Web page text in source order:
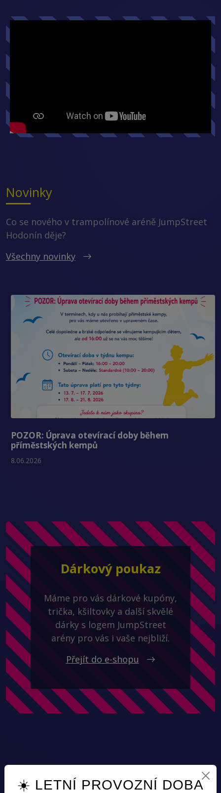
Novinky
Co se nového v trampolínové aréně JumpStreet
Hodonín děje?
Všechny novinky
POZOR: Úprava otevírací doby během
příměstských kempů
8.06.2026
Dárkový poukaz
Máme pro vás dárkové kupóny,
trička, kšiltovky a další skvělé
dárky s logem JumpStreet
arény pro vás i vaše nejbliží.
Přejít do e-shopu
☀️ LETNÍ PROVOZNÍ DOBA